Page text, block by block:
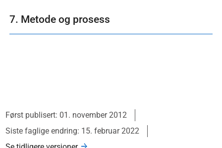
7. Metode og prosess
Først publisert: 01. november 2012
Siste faglige endring: 15. februar 2022